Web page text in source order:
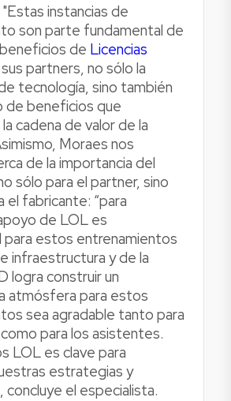
instancias de
son parte fundamental de
de Licencias
partners, no sólo la
tecnología, sino también
de beneficios que
cadena de valor de la
Moraes nos
de la importancia del
sólo para el partner, sino
el fabricante: “para
de LOL es
para estos entrenamientos
infraestructura y de la
logra construir un
atmósfera para estos
sea agradable tanto para
para los asistentes.
LOL es clave para
estrategias y
concluye el especialista.